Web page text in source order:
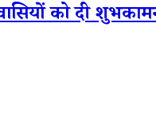
को दी